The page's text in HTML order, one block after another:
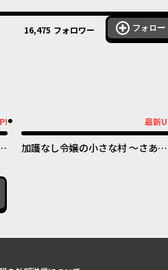
16,475 フォロワー フォロー
最新
加護なし令嬢の小さな村 ～さあ、